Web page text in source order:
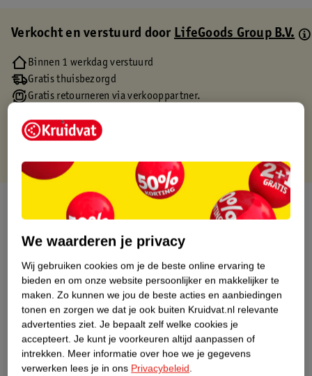
Verkocht en verstuurd doorLifeGoods Group B.V.
Binnen 1 werkdag verstuurd
Gratis thuisbezorgd
Gratis retourneren via verkooppartner.
Over dit product
Productinformatie
Etiketinformatie
Nature Impact Score
Dit product heeft (nog) geen Nature
Impact Score.
Meer informatie
We waarderen je privacy
Wij gebruiken cookies om je de beste online ervaring te
bieden en om onze website persoonlijker en makkelijker te
maken. Zo kunnen we jou de beste acties en aanbiedingen
tonen en zorgen we dat je ook buiten Kruidvat.nl relevante
advertenties ziet. Je bepaalt zelf welke cookies je
accepteert. Je kunt je voorkeuren altijd aanpassen of
intrekken. Meer informatie over hoe we je gegevens
verwerken lees je in ons Privacybeleid.